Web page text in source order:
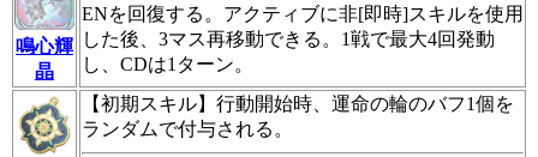
鳴心輝
晶
ENを回復する。アクティブに非[即時]スキルを使用
した後、3マス再移動できる。1戦で最大4回発動
し、CDは1ターン。
【初期スキル】行動開始時、 運命の輪のバフ1個を
ランダムで付与される。